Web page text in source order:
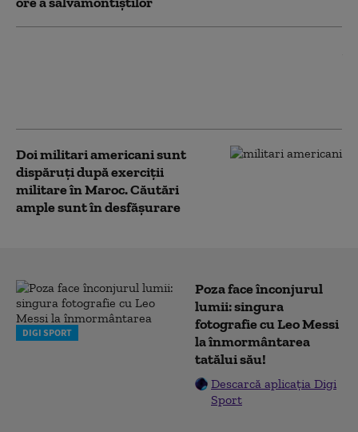
Doi militari americani sunt
dispăruți după exerciții
militare în Maroc. Căutări
ample sunt în desfășurare
DIGI SPORT
Poza face înconjurul
lumii: singura
fotografie cu Leo Messi
la înmormântarea
tatălui său!
Descarcă aplicația Digi
Sport